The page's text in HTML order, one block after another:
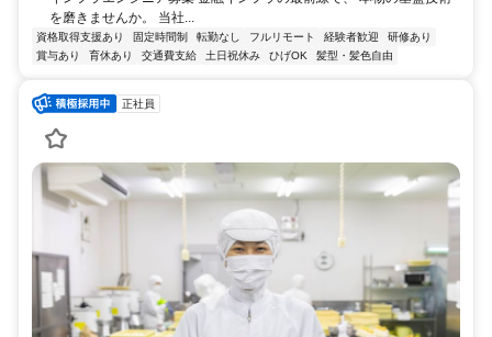
を磨きませんか。 当社...
資格取得支援あり 固定時間制 転勤なし フルリモート 経験者歓迎
研修あり
賞与あり
育休あり 交通費支給 土日祝休み ひげOK 髪型・髪色自由
正社員